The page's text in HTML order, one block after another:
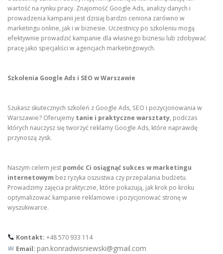
wartość na rynku pracy. Znajomość Google Ads, analizy danych i
prowadzenia kampanii jest dzisiaj bardzo ceniona zarówno w
marketingu online, jak i w biznesie. Uczestnicy po szkoleniu mogą
efektywnie prowadzić kampanie dla własnego biznesu lub zdobywać
pracę jako specjaliści w agencjach marketingowych.
Szkolenia Google Ads i SEO w Warszawie
Szukasz skutecznych szkoleń z Google Ads, SEO i pozycjonowania w
Warszawie? Oferujemy tanie i praktyczne warsztaty, podczas
których nauczysz się tworzyć reklamy Google Ads, które naprawdę
przynoszą zysk.
Naszym celem jest pomóc Ci osiągnąć sukces w marketingu
internetowym bez ryzyka oszustwa czy przepalania budżetu.
Prowadzimy zajęcia praktyczne, które pokazują, jak krok po kroku
optymalizować kampanie reklamowe i pozycjonować stronę w
wyszukiwarce.
Kontakt: +48 570 933 114
Email: pan.konradwisniewski@gmail.com